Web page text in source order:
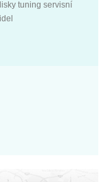
tuning servisní